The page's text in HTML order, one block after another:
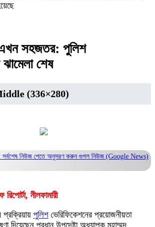
সহজতর: পুলিশ
শেষ
(336×280)
সর্বশেষ নিউজ পেতে অনুসরণ করুন গুগল নিউজ (Google News)
নীলফামারী
পুলিশভেরিফিকেশনের প্রয়োজনীয়তা
দিয়েছেন প্রধান উপদেষ্টা অধ্যাপক মুহাম্মদ